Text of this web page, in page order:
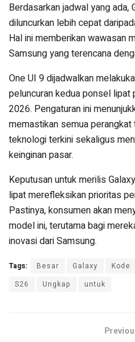
Berdasarkan jadwal yang ada,
diluncurkan lebih cepat
Hal ini memberikan wawasan
Samsung yang terencana
One UI 9 dijadwalkan
peluncuran kedua ponsel
2026. Pengaturan ini
memastikan semua
teknologi terkini sekaligus
keinginan pasar.
Keputusan untuk merilis
lipat merefleksikan prioritas
Pastinya, konsumen akan
model ini, terutama bagi
inovasi dari Samsung.
Tags: Besar Galaxy Kode
S26
Ungkap untuk